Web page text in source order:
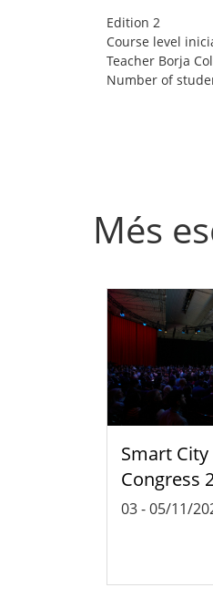
Edition 2
Course level
Teacher Borja
Number of
Més
Smart
Congress
03-05/11/